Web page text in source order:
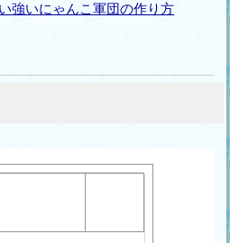
強いにゃんこ軍団の作り方